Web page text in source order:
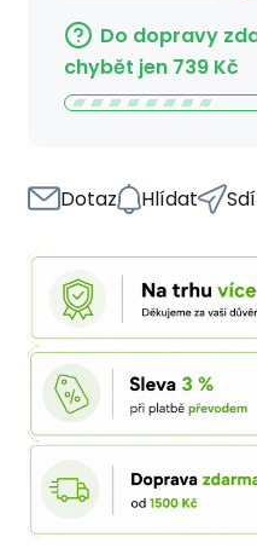
Do dopravy
chybět jen 739 Kč
Dotaz Hlídat